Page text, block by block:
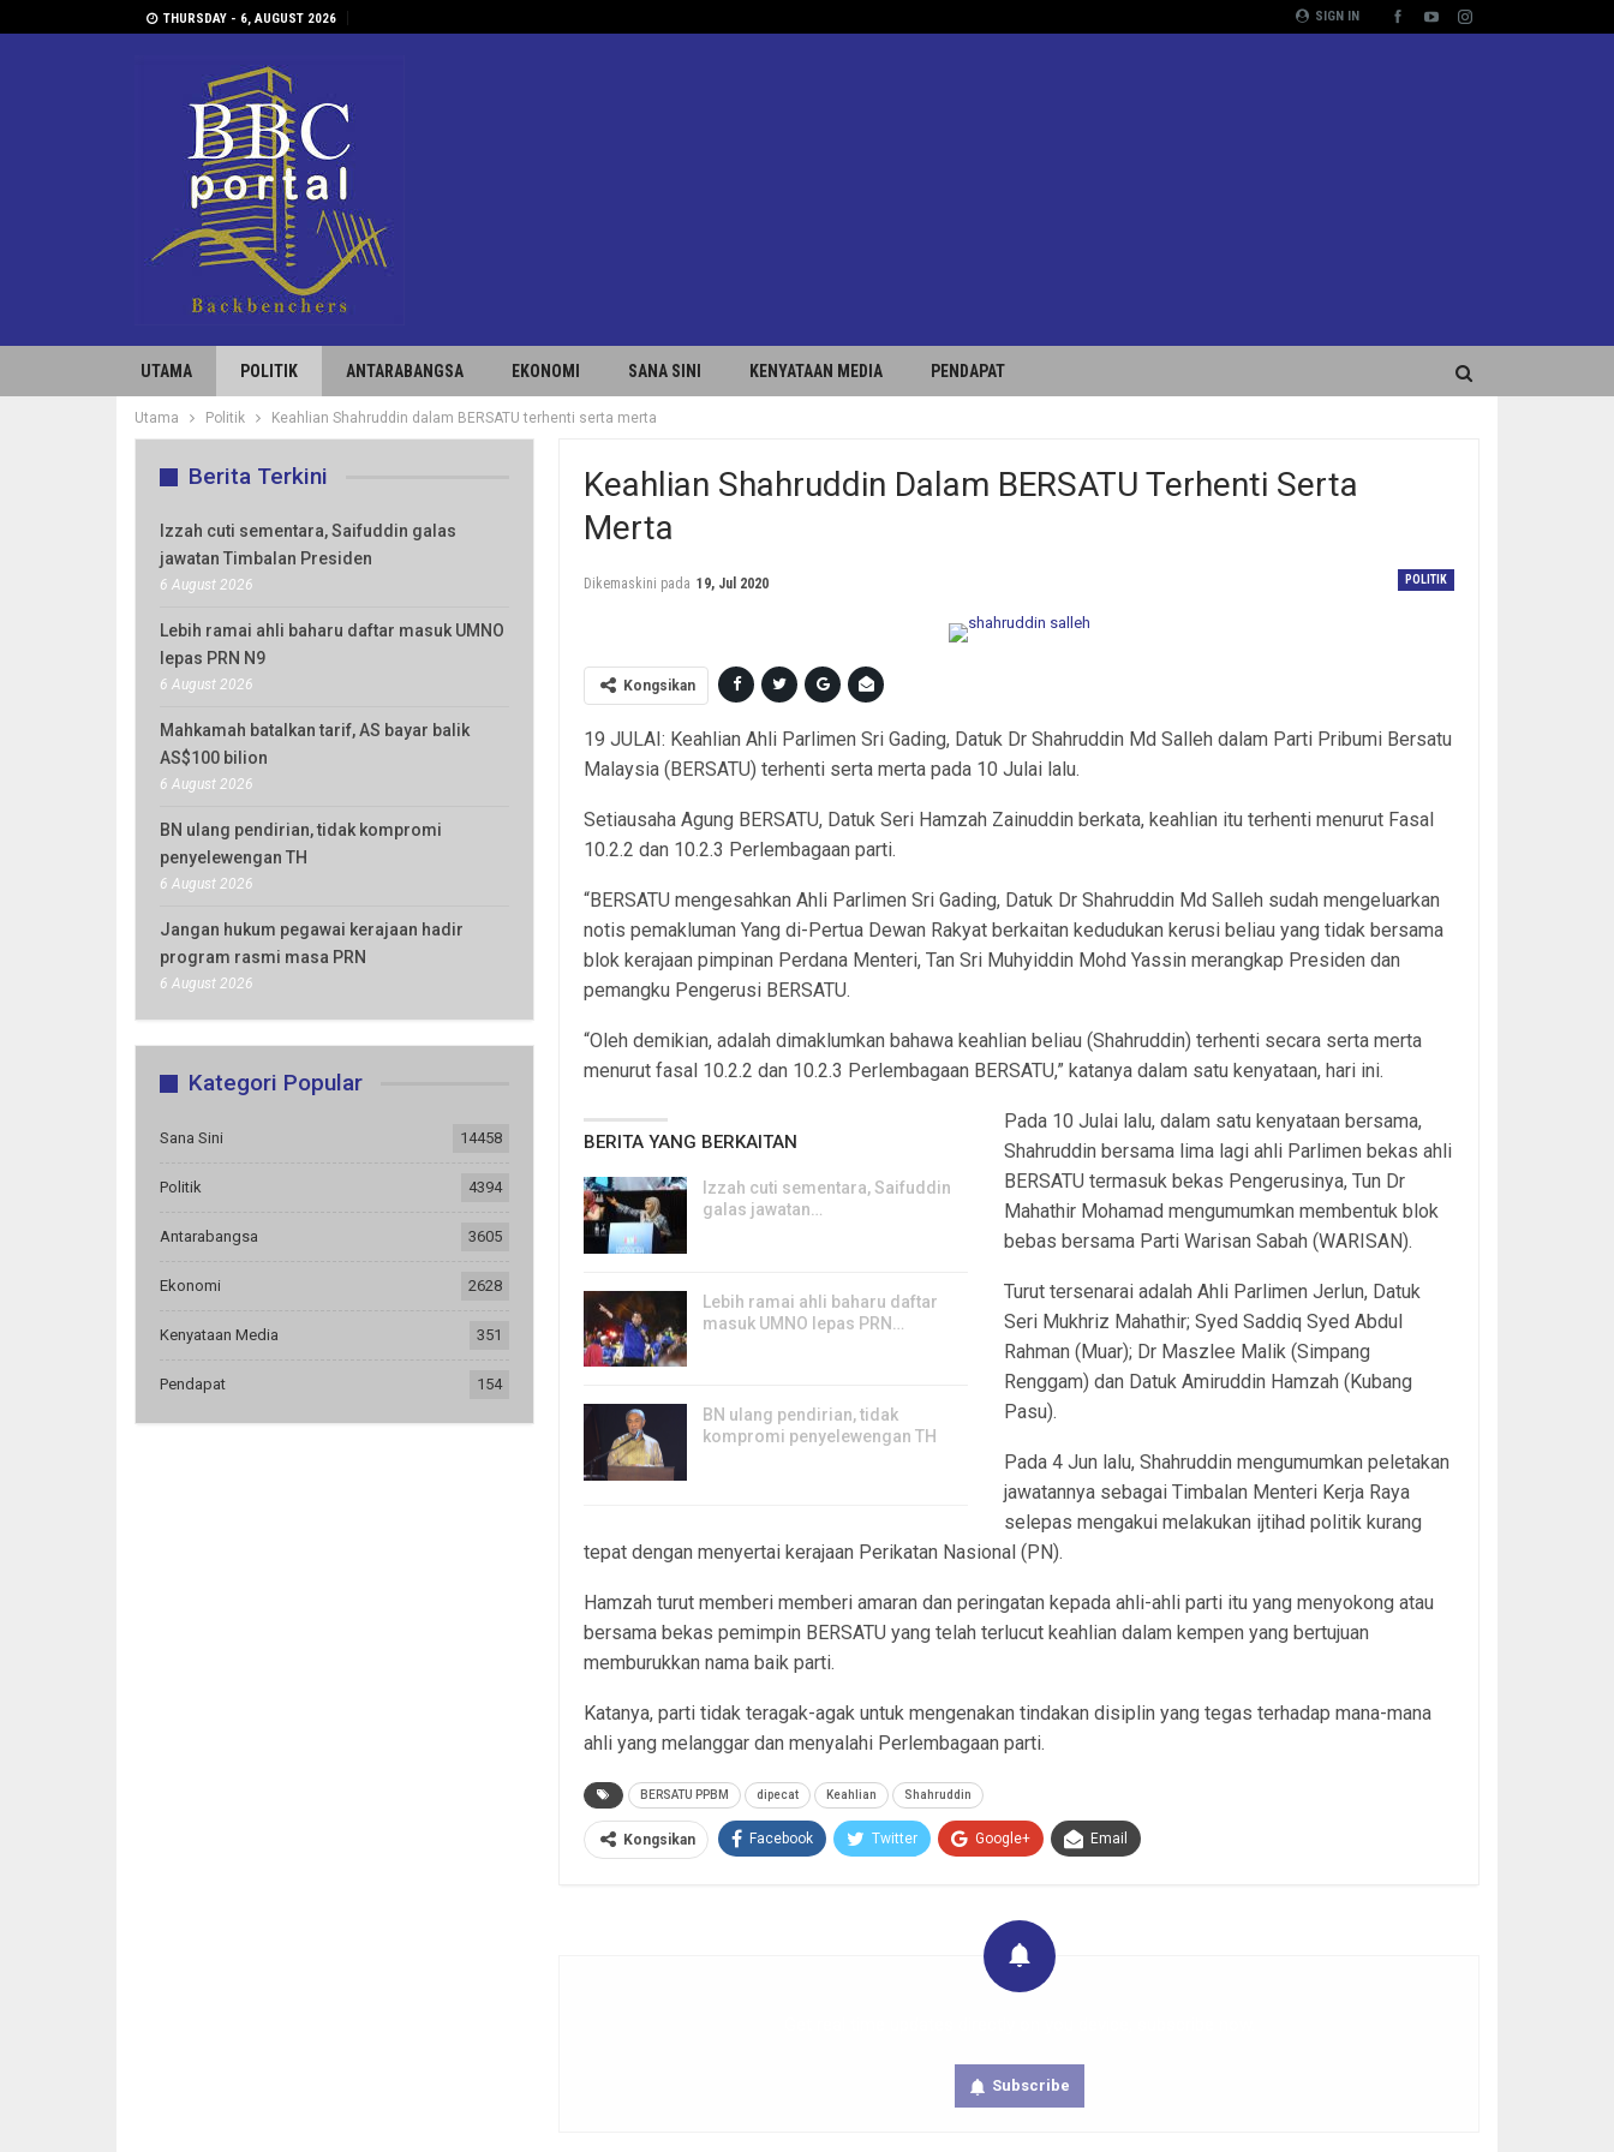
SIGN IN
THURSDAY - 6, AUGUST 2026
UTAMA POLITIK ANTARABANGSA EKONOMI SANA SINI KENYATAAN MEDIA PENDAPAT
Utama Politik Keahlian Shahruddin dalam BERSATU terhenti serta merta
Keahlian Shahruddin Dalam BERSATU Terhenti Serta
Merta
POLITIK
Dikemaskini pada 19, Jul 2020
Kongsikan
19 JULAI: Keahlian Ahli Parlimen Sri Gading, Datuk Dr Shahruddin Md Salleh dalam Parti Pribumi Bersatu
Malaysia (BERSATU) terhenti serta merta pada 10 Julai lalu.
Setiausaha Agung BERSATU, Datuk Seri Hamzah Zainuddin berkata, keahlian itu terhenti menurut Fasal
10.2.2 dan 10.2.3 Perlembagaan parti.
“BERSATU mengesahkan Ahli Parlimen Sri Gading, Datuk Dr Shahruddin Md Salleh sudah mengeluarkan
notis pemakluman Yang di-Pertua Dewan Rakyat berkaitan kedudukan kerusi beliau yang tidak bersama
blok kerajaan pimpinan Perdana Menteri, Tan Sri Muhyiddin Mohd Yassin merangkap Presiden dan
pemangku Pengerusi BERSATU.
“Oleh demikian, adalah dimaklumkan bahawa keahlian beliau (Shahruddin) terhenti secara serta merta
menurut fasal 10.2.2 dan 10.2.3 Perlembagaan BERSATU,” katanya dalam satu kenyataan, hari ini.
BERITA YANG BERKAITAN
Izzah cuti sementara, Saifuddin
galas jawatan…
Lebih ramai ahli baharu daftar
masuk UMNO lepas PRN…
BN ulang pendirian, tidak
kompromi penyelewengan TH
Pada 10 Julai lalu, dalam satu kenyataan bersama,
Shahruddin bersama lima lagi ahli Parlimen bekas ahli
BERSATU termasuk bekas Pengerusinya, Tun Dr
Mahathir Mohamad mengumumkan membentuk blok
bebas bersama Parti Warisan Sabah (WARISAN).
Turut tersenarai adalah Ahli Parlimen Jerlun, Datuk
Seri Mukhriz Mahathir; Syed Saddiq Syed Abdul
Rahman (Muar); Dr Maszlee Malik (Simpang
Renggam) dan Datuk Amiruddin Hamzah (Kubang
Pasu).
Pada 4 Jun lalu, Shahruddin mengumumkan peletakan
jawatannya sebagai Timbalan Menteri Kerja Raya
selepas mengakui melakukan ijtihad politik kurang
tepat dengan menyertai kerajaan Perikatan Nasional (PN).
Hamzah turut memberi memberi amaran dan peringatan kepada ahli-ahli parti itu yang menyokong atau
bersama bekas pemimpin BERSATU yang telah terlucut keahlian dalam kempen yang bertujuan
memburukkan nama baik parti.
Katanya, parti tidak teragak-agak untuk mengenakan tindakan disiplin yang tegas terhadap mana-mana
ahli yang melanggar dan menyalahi Perlembagaan parti.
BERSATU PPBM dipecat Keahlian Shahruddin
Kongsikan Facebook Twitter Google+ Email
Subscribe
Berita Terkini
Izzah cuti sementara, Saifuddin galas
jawatan Timbalan Presiden
6 August 2026
Lebih ramai ahli baharu daftar masuk UMNO
lepas PRN N9
6 August 2026
Mahkamah batalkan tarif, AS bayar balik
AS$100 bilion
6 August 2026
BN ulang pendirian, tidak kompromi
penyelewengan TH
6 August 2026
Jangan hukum pegawai kerajaan hadir
program rasmi masa PRN
6 August 2026
Kategori Popular
Sana Sini 14458
Politik 4394
Antarabangsa 3605
Ekonomi 2628
Kenyataan Media 351
Pendapat 154